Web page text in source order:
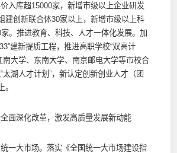
入库超15000家，新增市级以上企业研发
建创新联合体30家以上，新增市级以上科
。推进教育、科技、人才一体化发展。加
建新提质工程，推进高职学校“双高计
南大学、东南大学、南京邮电大学等市校合
太湖人才计划”，新认定创新创业人才（团
。
深化改革，激发高质量发展新动能
大市场。落实《全国统一大市场建设指